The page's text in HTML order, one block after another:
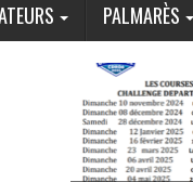
PALMARÈS